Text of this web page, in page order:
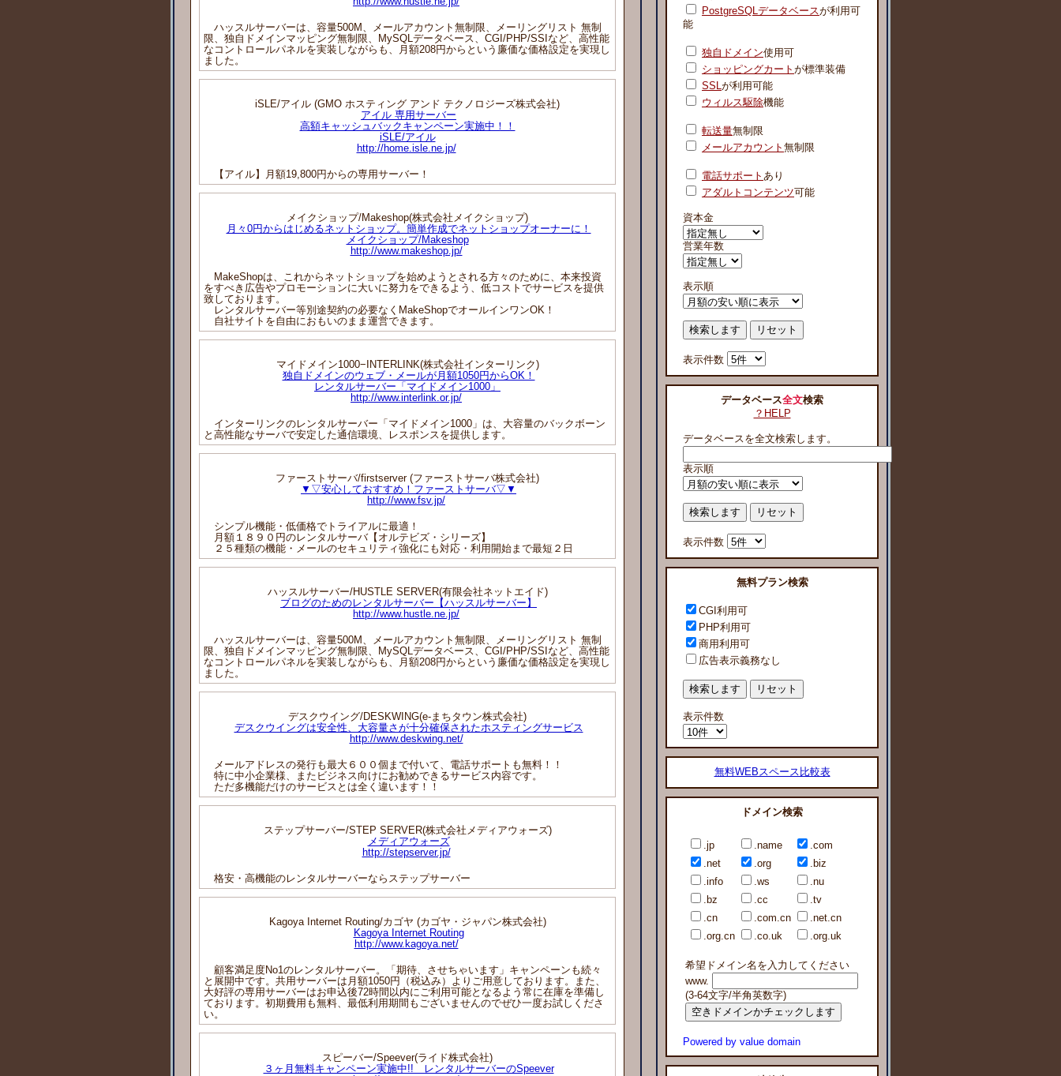
ハッスルサーバーは、容量500M、メールアカウント無制限、メーリングリスト 無制
限、独自ドメインマッピング無制限、MySQLデータベース、CGI/PHP/SSIなど、高性能
なコントロールパネルを実装しながらも、月額208円からという廉価な価格設定を実現し
ました。
iSLE/アイル (GMO ホスティング アンド テクノロジーズ株式会社)
アイル 専用サーバー
高額キャッシュバックキャンペーン実施中！！
iSLE/アイル
http://home.isle.ne.jp/
【アイル】月額19,800円からの専用サーバー！
メイクショップ/Makeshop(株式会社メイクショップ)
月々0円からはじめるネットショップ。簡単作成でネットショップオーナーに！
メイクショップ/Makeshop
http://www.makeshop.jp/
MakeShopは、これからネットショップを始めようとされる方々のために、本来投資
をすべき広告やプロモーションに大いに努力をできるよう、低コストでサービスを提供
致しております。
レンタルサーバー等別途契約の必要なくMakeShopでオールインワンOK！
自社サイトを自由におもいのまま運営できます。
マイドメイン1000−INTERLINK(株式会社インターリンク)
独自ドメインのウェブ・メールが月額1050円からOK！
レンタルサーバー「マイドメイン1000」
http://www.interlink.or.jp/
インターリンクのレンタルサーバー「マイドメイン1000」は、大容量のバックボーン
と高性能なサーバで安定した通信環境、レスポンスを提供します。
ファーストサーバ/firstserver (ファーストサーバ株式会社)
▼▽安心しておすすめ！ファーストサーバ▽▼
http://www.fsv.jp/
シンプル機能・低価格でトライアルに最適！
月額１８９０円のレンタルサーバ【オルテビズ・シリーズ】
２５種類の機能・メールのセキュリティ強化にも対応・利用開始まで最短２日
ハッスルサーバー/HUSTLE SERVER(有限会社ネットエイド)
ブログのためのレンタルサーバー【ハッスルサーバー】
http://www.hustle.ne.jp/
ハッスルサーバーは、容量500M、メールアカウント無制限、メーリングリスト 無制
限、独自ドメインマッピング無制限、MySQLデータベース、CGI/PHP/SSIなど、高性能
なコントロールパネルを実装しながらも、月額208円からという廉価な価格設定を実現し
ました。
デスクウイング/DESKWING(e-まちタウン株式会社)
デスクウイングは安全性、大容量さが十分確保されたホスティングサービス
http://www.deskwing.net/
メールアドレスの発行も最大６００個まで付いて、電話サポートも無料！！
特に中小企業様、またビジネス向けにお勧めできるサービス内容です。
ただ多機能だけのサービスとは全く違います！！
ステップサーバー/STEP SERVER(株式会社メディアウォーズ)
メディアウォーズ
http://stepserver.jp/
格安・高機能のレンタルサーバーならステップサーバー
Kagoya Internet Routing/カゴヤ (カゴヤ・ジャパン株式会社)
Kagoya Internet Routing
http://www.kagoya.net/
顧客満足度No1のレンタルサーバー。「期待、させちゃいます」キャンペーンも続々
と展開中です。共用サーバーは月額1050円（税込み）よりご用意しております。また、
大好評の専用サーバーはお申込後72時間以内にご利用可能となるよう常に在庫を準備し
ております。初期費用も無料、最低利用期間もございませんのでぜひ一度お試しくださ
い。
スピーバー/Speever(ライド株式会社)
３ヶ月無料キャンペーン実施中!! レンタルサーバーのSpeever
PostgreSQLデータベースが利用可
能
独自ドメイン使用可
ショッピングカート が標準装備
SSLが利用可能
ウィルス駆除機能
転送量無制限
メールアカウント 無制限
電話サポート あり
アダルトコンテンツ可能
資本金
営業年数
表示順
表示件数
データベース全文検索
？HELP
データベースを全文検索します。
表示順
表示件数
無料プラン検索
CGI利用可
PHP利用可
商用利用可
広告表示義務なし
表示件数
無料WEBスペース比較表
ドメイン検索
.jp .name
.com
.net
.org
.biz
.info
.ws
.nu
.bz
.cc
.tv
.cn
.com.cn
.net.cn
.org.cn
.co.uk .org.uk
希望ドメイン名を入力してください
www.
(3-64文字/半角英数字)
Powered by value domain